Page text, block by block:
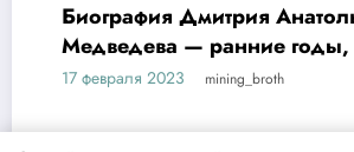
Биография Дмитрия
Медведева — ранние годы,
карьера и достижения
17 февраля 2023 mining_broth